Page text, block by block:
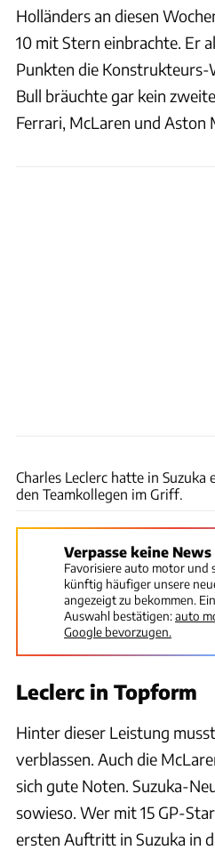
Holländers an diesen
10 mit Stern einbrachte. Er
Punkten die
Bull bräuchte gar kein
Ferrari, McLaren und Aston
Charles Leclerc hatte in
den Teamkollegen im Griff.
Verpasse keine
Favorisiere auto motor und
künftig häufiger unsere
angezeigt zu bekommen.
Auswahl bestätigen:auto
Google bevorzugen.
Leclerc in Topform
Hinter dieser Leistung
verblassen. Auch die
sich gute Noten. Suzuka-
sowieso. Wer mit 15 GP-
ersten Auftritt in Suzuka in